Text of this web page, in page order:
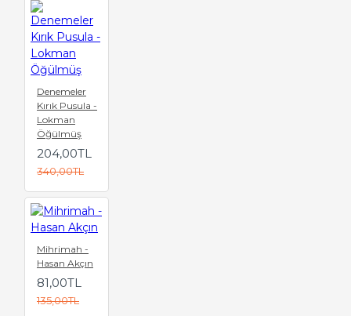
Denemeler
Kırık Pusula -
Lokman
Öğülmüş
204,00TL
340,00TL
Mihrimah -
Hasan Akçın
81,00TL
135,00TL